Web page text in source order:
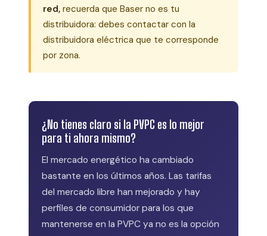
red, recuerda que Baser no es tu
distribuidora: debes contactar con la
distribuidora eléctrica que te corresponde
por zona.
¿No tienes claro si la PVPC es lo mejor
para ti ahora mismo?
El mercado energético ha cambiado
bastante en los últimos años. Las tarifas
del mercado libre han mejorado y hay
perfiles de consumidor para los que
mantenerse en la PVPC ya no es la opción